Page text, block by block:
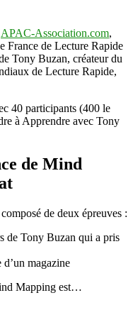
France
de
Mind
Mapping
Lecture
Rapide
les
résultats
APAC-Association.com,
France de Lecture Rapide
Tony Buzan, créateur du
de Lecture Rapide,
40 participants (400 le
à Apprendre avec Tony
de Mind
de deux épreuves :
de Tony Buzan qui a pris
magazine
Mapping est…